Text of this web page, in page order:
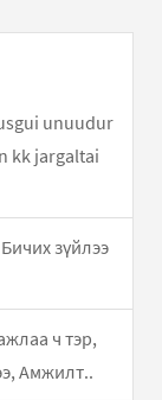
unuudur
kk jargaltai
Бичих зүйлээ
ч тэр,
Амжилт..